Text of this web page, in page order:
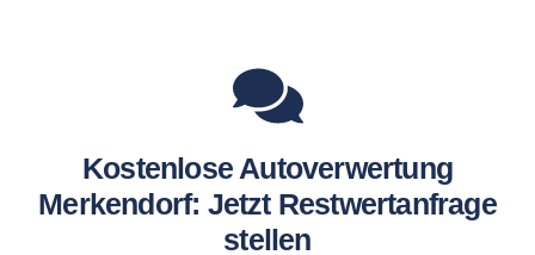
Kostenlose Autoverwertung
Merkendorf: Jetzt Restwertanfrage
stellen